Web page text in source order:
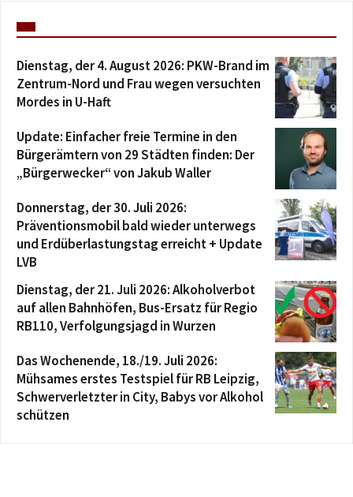
Dienstag, der 4. August 2026: PKW-Brand im
Zentrum-Nord und Frau wegen versuchten
Mordes in U-Haft
Update: Einfacher freie Termine in den
Bürgerämtern von 29 Städten finden: Der
„Bürgerwecker“ von Jakub Waller
Donnerstag, der 30. Juli 2026:
Präventionsmobil bald wieder unterwegs
und Erdüberlastungstag erreicht + Update
LVB
Dienstag, der 21. Juli 2026: Alkoholverbot
auf allen Bahnhöfen, Bus-Ersatz für Regio
RB110, Verfolgungsjagd in Wurzen
Das Wochenende, 18./19. Juli 2026:
Mühsames erstes Testspiel für RB Leipzig,
Schwerverletzter in City, Babys vor Alkohol
schützen